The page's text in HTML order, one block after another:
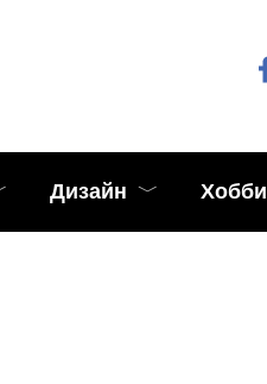
Дизайн Хобби